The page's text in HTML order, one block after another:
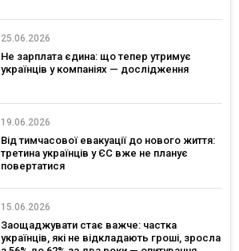
25.06.2026
Не зарплата єдина: що тепер утримує
українців у компаніях — дослідження
19.06.2026
Від тимчасової евакуації до нового життя:
третина українців у ЄС вже не планує
повертатися
15.06.2026
Заощаджувати стає важче: частка
українців, які не відкладають гроші, зросла